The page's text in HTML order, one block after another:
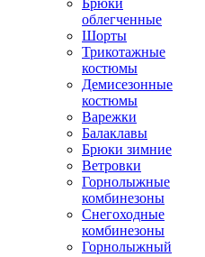
Брюки
облегченные
Шорты
Трикотажные
костюмы
Демисезонные
костюмы
Варежки
Балаклавы
Брюки зимние
Ветровки
Горнолыжные
комбинезоны
Снегоходные
комбинезоны
Горнолыжный